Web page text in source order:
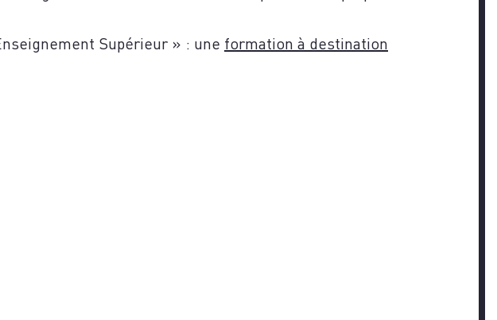
Supérieur » : une formation à destination